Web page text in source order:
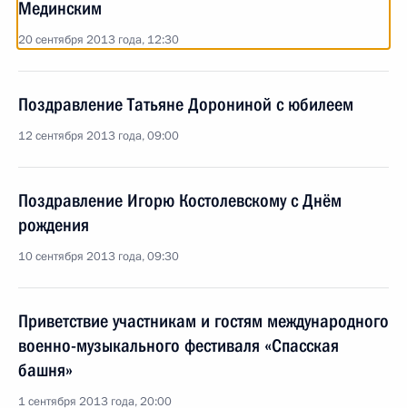
Мединским
20 сентября 2013 года, 12:30
Поздравление Татьяне Дорониной с юбилеем
12 сентября 2013 года, 09:00
Поздравление Игорю Костолевскому с Днём
рождения
10 сентября 2013 года, 09:30
Приветствие участникам и гостям международного
военно-музыкального фестиваля «Спасская
башня»
1 сентября 2013 года, 20:00